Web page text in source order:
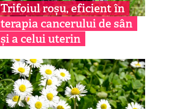
Trifoiul roșu, eficient în
terapia cancerului de sân
și a celui uterin